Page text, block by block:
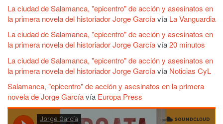
La ciudad de Salamanca, "epicentro" de acción y asesinatos en
la primera novela del historiador Jorge Garcíavía La Vanguardia
La ciudad de Salamanca, "epicentro" de acción y asesinatos en
la primera novela del historiador Jorge Garcíavía20 minutos
La ciudad de Salamanca, "epicentro" de acción y asesinatos en
la primera novela del historiador Jorge Garcíavía Noticias CyL
Salamanca, "epicentro" de acción y asesinatos en la primera
novela de Jorge Garcíavía Europa Press